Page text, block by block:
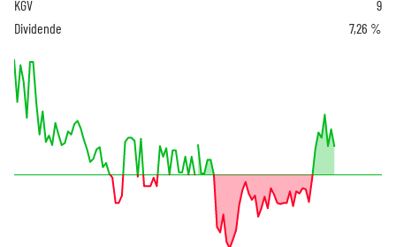
KGV
9
Dividende
7,26 %